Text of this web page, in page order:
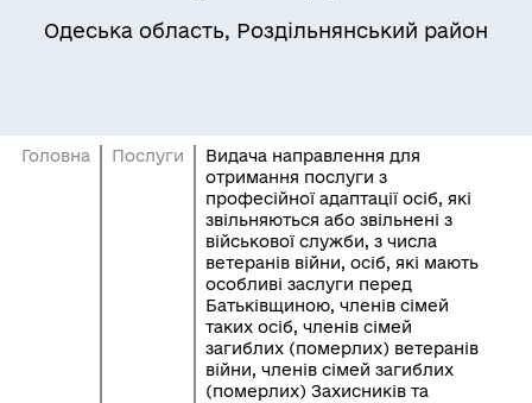
Одеська область, Роздільнянський район
Головна Послуги
Видача направлення для
отримання послуги з
професійної адаптації осіб, які
звільняються або звільнені з
військової служби, з числа
ветеранів війни, осіб, які мають
особливі заслуги перед
Батьківщиною, членів сімей
таких осіб, членів сімей
загиблих (померлих) ветеранів
війни, членів сімей загиблих
(померлих) Захисників та